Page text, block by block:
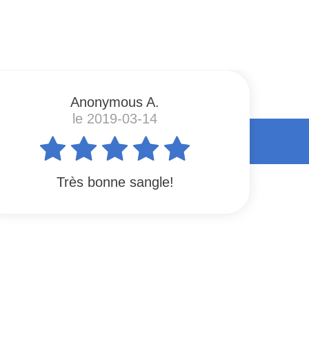
Anonymous A.
le 2019-03-14
Très bonne sangle!